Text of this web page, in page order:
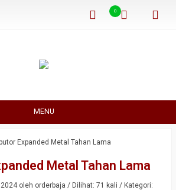
0
MENU
Expanded Metal Tahan Lama
Metal Tahan Lama
oleh orderbaja / Dilihat: 71 kali / Kategori: